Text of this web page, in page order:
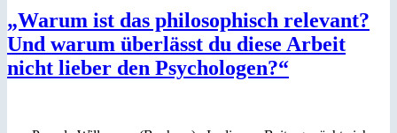
„Warum ist das philosophisch relevant?
Und warum überlässt du diese Arbeit
nicht lieber den Psychologen?“